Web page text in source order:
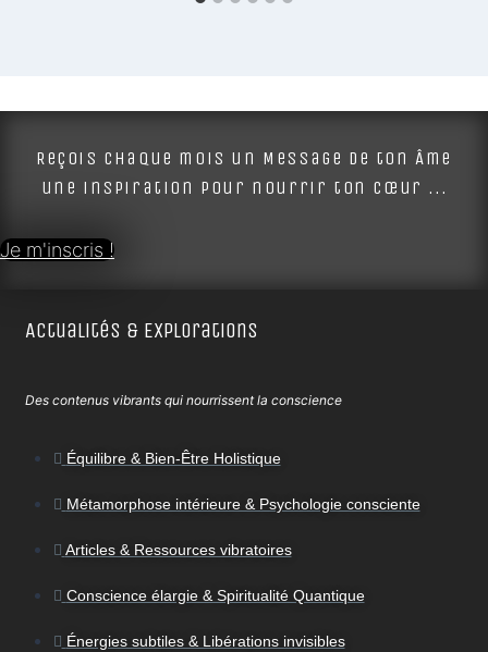
Reçois chaque mois un Message de ton Âme
une inspiration pour nourrir ton cœur ...
Je m'inscris !
Actualités & Explorations
Des contenus vibrants qui nourrissent la conscience
Équilibre & Bien-Être Holistique
Métamorphose intérieure & Psychologie consciente
Articles & Ressources vibratoires
Conscience élargie & Spiritualité Quantique
Énergies subtiles & Libérations invisibles